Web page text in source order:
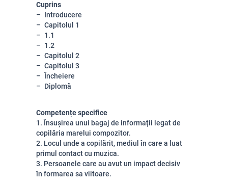
Cuprins
Introducere
Capitolul 1
1.1
1.2
Capitolul 2
Capitolul 3
Încheiere
Diplomă
Competențe specifice
1. Însușirea unui bagaj de informații legat de
copilăria marelui compozitor.
2. Locul unde a copilărit, mediul în care a luat
primul contact cu muzica.
3. Persoanele care au avut un impact decisiv
în formarea sa viitoare.